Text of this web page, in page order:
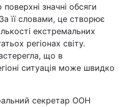
значні обсяги
її словами, це створює
екстремальних
регіонах світу.
що в
ситуація може швидко
секретар ООН